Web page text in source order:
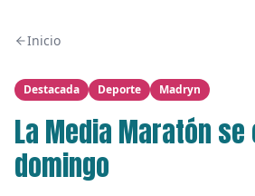
Inicio
Destacada Deporte Madryn
La Media Maratón
domingo